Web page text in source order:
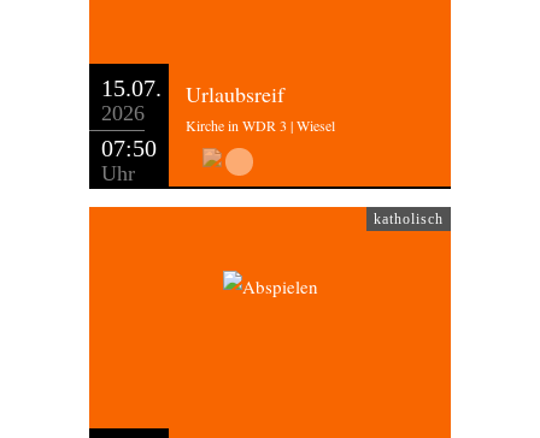
15.07.
2026
07:50
Uhr
Urlaubsreif
Kirche in WDR 3 | Wiesel
katholisch